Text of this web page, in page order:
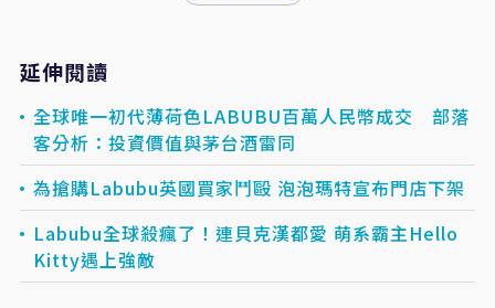
延伸閱讀
全球唯一初代薄荷色LABUBU百萬人民幣成交 部落
客分析：投資價值與茅台酒雷同
為搶購Labubu英國買家鬥毆 泡泡瑪特宣布門店下架
Labubu全球殺瘋了！連貝克漢都愛 萌系霸主Hello
Kitty遇上強敵